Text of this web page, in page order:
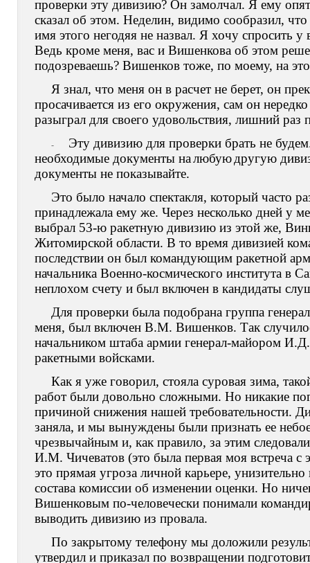
проверки эту дивизию? Он замолчал. Я ему
сказал об этом. Неделин, видимо сообразил,
имя этого негодяя не назвал. Я хочу спросить
Ведь кроме меня, вас и Вишенкова об этом
подозреваешь? Вишенков тоже, по моему, на
Я знал, что меня он в расчет не берет, он
просачивается из его окружения, сам он
разыграл для своего удовольствия, лишний
-
Эту дивизию для проверки брать не
необходимые документы налюбуюдругую
документы не показывайте.
Это было начало спектакля, который часто
принадлежала ему же. Через несколько дней у
выбрал 53-ю ракетную дивизию из этой же,
Житомирской области. В то время дивизией
последствии он был командующим ракетной
начальника Военно-космического института в
неплохом счету и был включен в кандидаты
Для проверки была подобрана группа
меня, был включен В.М. Вишенков. Так
начальником штаба армии генерал-майором
ракетными войсками.
Как я уже говорил, стояла суровая зима,
работ были довольно сложными. Но никакие
причиной снижения нашей требовательности.
заняла, и мы вынуждены были признать ее
чрезвычайным и, как правило, за этим
И.М. Чичеватов (это была первая моя встреча с
это прямая угроза личной карьере,
состава комиссии об изменении оценки. Но
Вишенковым по-человечески понимали
выводить дивизию из провала.
По закрытому телефону мы доложили
утвердил и приказал по возвращении